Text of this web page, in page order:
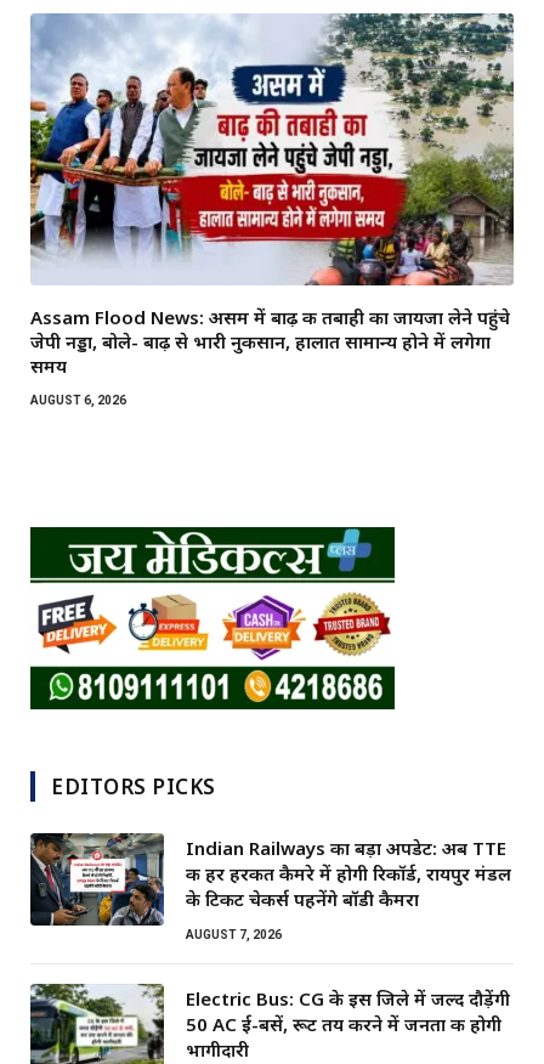
Assam Flood News: असम में बाढ़ की तबाही का जायजा लेने पहुंचे
जेपी नड्डा, बोले- बाढ़ से भारी नुकसान, हालात सामान्य होने में लगेगा
समय
AUGUST 6, 2026
EDITORS PICKS
Indian Railways का बड़ा अपडेट: अब TTE
की हर हरकत कैमरे में होगी रिकॉर्ड, रायपुर मंडल
के टिकट चेकर्स पहनेंगे बॉडी कैमरा
AUGUST 7, 2026
Electric Bus: CG के इस जिले में जल्द दौड़ेंगी
50 AC ई-बसें, रूट तय करने में जनता की होगी
भागीदारी